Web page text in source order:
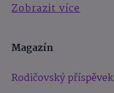
Zobrazit více
Magazín
Rodičovský příspěvek